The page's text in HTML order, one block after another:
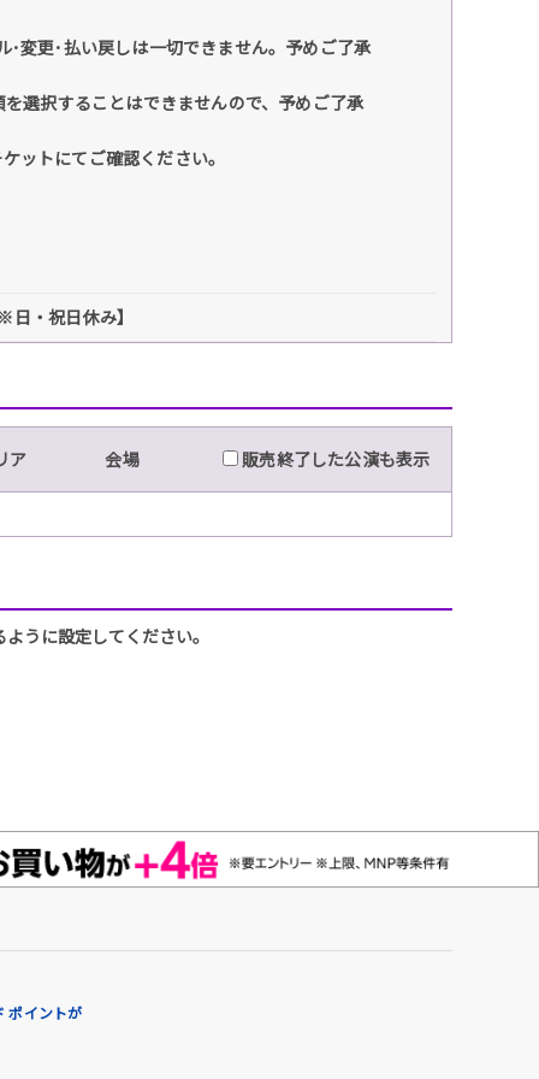
変更･払い戻しは一切できません。予めご了承
選択することはできませんので、予めご了承
ットにてご確認ください。
・祝日休み】
ア 会場 販売終了した公演も表示
うに設定してください。
ポイントが